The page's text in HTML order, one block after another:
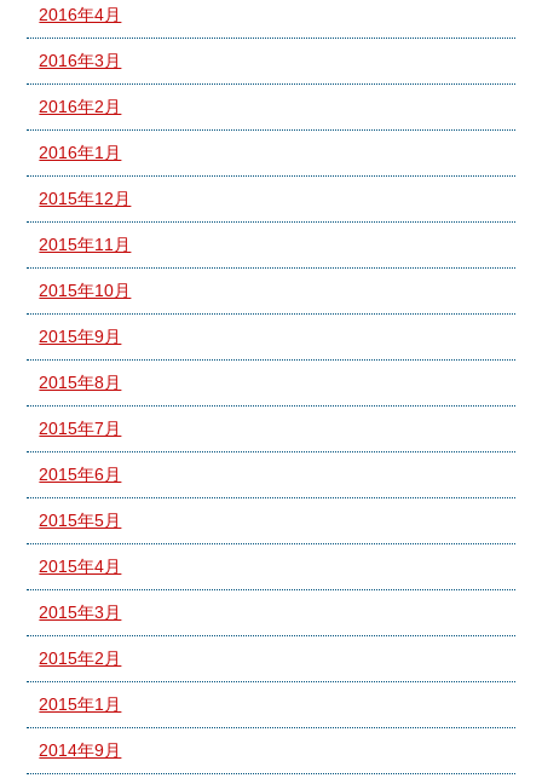
2016年4月
2016年3月
2016年2月
2016年1月
2015年12月
2015年11月
2015年10月
2015年9月
2015年8月
2015年7月
2015年6月
2015年5月
2015年4月
2015年3月
2015年2月
2015年1月
2014年9月